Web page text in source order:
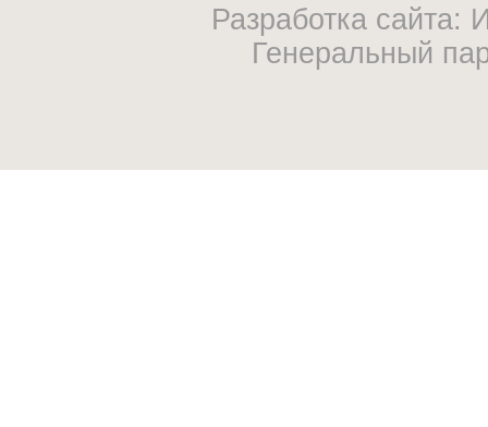
Разработка
Генеральный